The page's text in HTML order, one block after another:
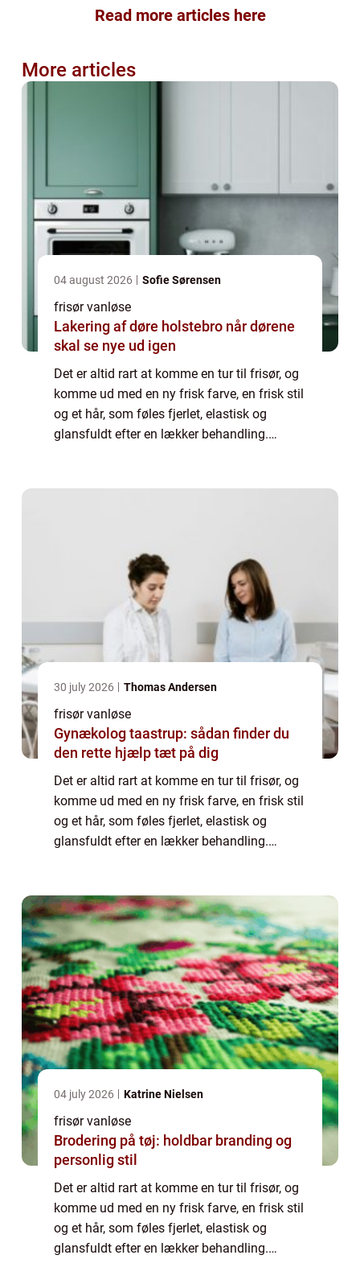
Read more articles here
More articles
04 august 2026 Sofie Sørensen
frisør vanløse
Lakering af døre holstebro når dørene
skal se nye ud igen
Det er altid rart at komme en tur til frisør, og
komme ud med en ny frisk farve, en frisk stil
og et hår, som føles fjerlet, elastisk og
glansfuldt efter en lækker behandling.
30 july 2026 Thomas Andersen
frisør vanløse
Gynækolog taastrup: sådan finder du
den rette hjælp tæt på dig
Det er altid rart at komme en tur til frisør, og
komme ud med en ny frisk farve, en frisk stil
og et hår, som føles fjerlet, elastisk og
glansfuldt efter en lækker behandling.
04 july 2026 Katrine Nielsen
frisør vanløse
Brodering på tøj: holdbar branding og
personlig stil
Det er altid rart at komme en tur til frisør, og
komme ud med en ny frisk farve, en frisk stil
og et hår, som føles fjerlet, elastisk og
glansfuldt efter en lækker behandling.